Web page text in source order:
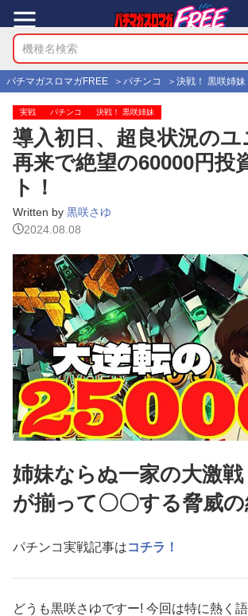
パチマガスロマガFREE パチンコ 決戦！ 黒咲姉妹
実戦 パチンコ 決戦！ 黒咲姉妹
導入初日、超良状況のユ
再来で絶望の60000円投
ト！
Written by 黒咲さゆ
2024.08.08
姉妹ならぬ一家の大激
が揃って〇〇する脅威
パチンコ実戦記事はコチラ！
どうも黒咲さゆですー! 今回は特に熱く